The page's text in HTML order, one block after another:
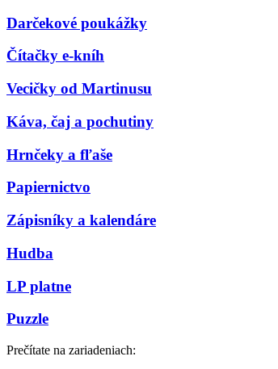
Darčekové poukážky
Čítačky e-kníh
Vecičky od Martinusu
Káva, čaj a pochutiny
Hrnčeky a fľaše
Papiernictvo
Zápisníky a kalendáre
Hudba
LP platne
Puzzle
Prečítate na zariadeniach: